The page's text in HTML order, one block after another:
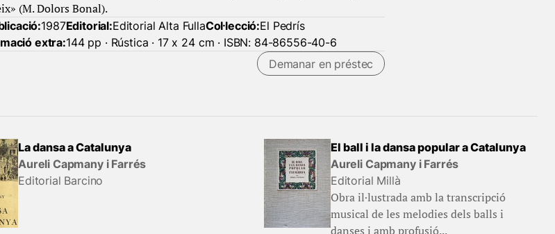
(M. Dolors Bonal).
1987Editorial:Editorial Alta FullaCol·lecció:El Pedrís
extra:144 pp · Rústica · 17 x 24 cm · ISBN: 84-86556-40-6
Demanar en préstec
La dansa a Catalunya
Aureli Capmany i Farrés
Editorial Barcino
El ball i la dansa popular a Catalunya
Aureli Capmany i Farrés
Editorial Millà
Obra il·lustrada amb la transcripció
musical de les melodies dels balls i
danses i amb profusió...